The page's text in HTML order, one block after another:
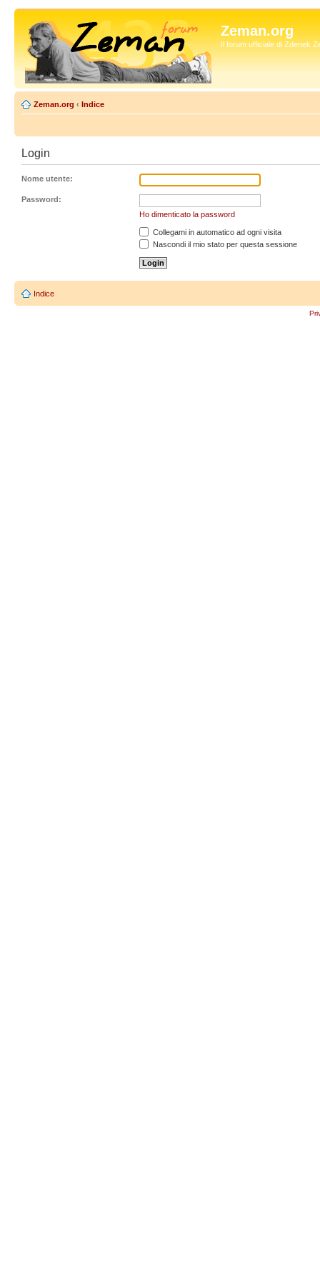
Zeman.org
Il forum ufficiale di Zdenek
Zeman.org ‹ Indice
Login
Nome utente:
Password:
Ho dimenticato la password
Collegami in automatico ad ogni visita
Nascondi il mio stato per questa sessione
Indice